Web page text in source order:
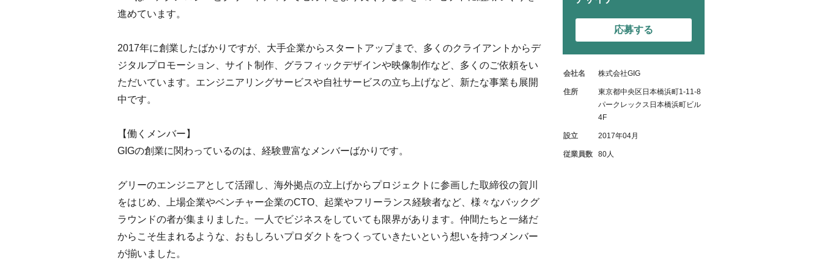
進めています。
2017年に創業したばかりですが、大手企業からスタートアップまで、多くのクライアントからデ
ジタルプロモーション、サイト制作、グラフィックデザインや映像制作など、多くのご依頼をい
ただいています。エンジニアリングサービスや自社サービスの立ち上げなど、新たな事業も展開
中です。
【働くメンバー】
GIGの創業に関わっているのは、経験豊富なメンバーばかりです。
グリーのエンジニアとして活躍し、海外拠点の立上げからプロジェクトに参画した取締役の賀川
をはじめ、上場企業やベンチャー企業のCTO、起業やフリーランス経験者など、様々なバックグ
ラウンドの者が集まりました。一人でビジネスをしていても限界があります。仲間たちと一緒だ
からこそ生まれるような、おもしろいプロダクトをつくっていきたいという想いを持つメンバー
が揃いました。
応募する
会社名 株式会社GIG
住所
東京都中央区日本橋浜町1-11-8
パークレックス日本橋浜町ビル
4F
設立 2017年04月
従業員数 80人